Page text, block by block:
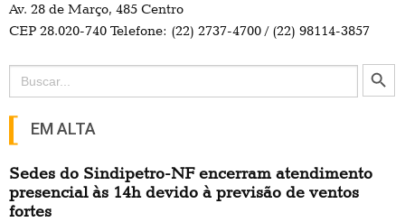
Av. 28 de Março, 485 Centro
CEP 28.020-740 Telefone: (22) 2737-4700 / (22) 98114-3857
Search
for:
Search Button
EM ALTA
Sedes do Sindipetro-NF encerram atendimento
presencial às 14h devido à previsão de ventos
fortes